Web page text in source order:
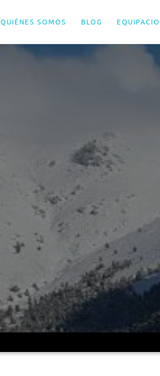
QUIÉNES SOMOS BLOG